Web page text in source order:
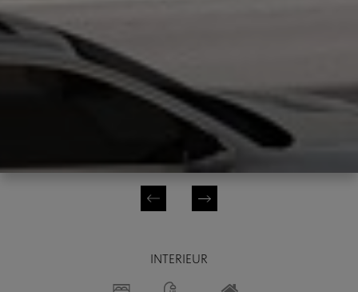
INTERIEUR